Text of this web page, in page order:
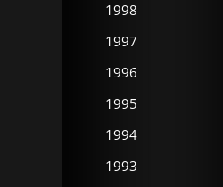
1998
1997
1996
1995
1994
1993